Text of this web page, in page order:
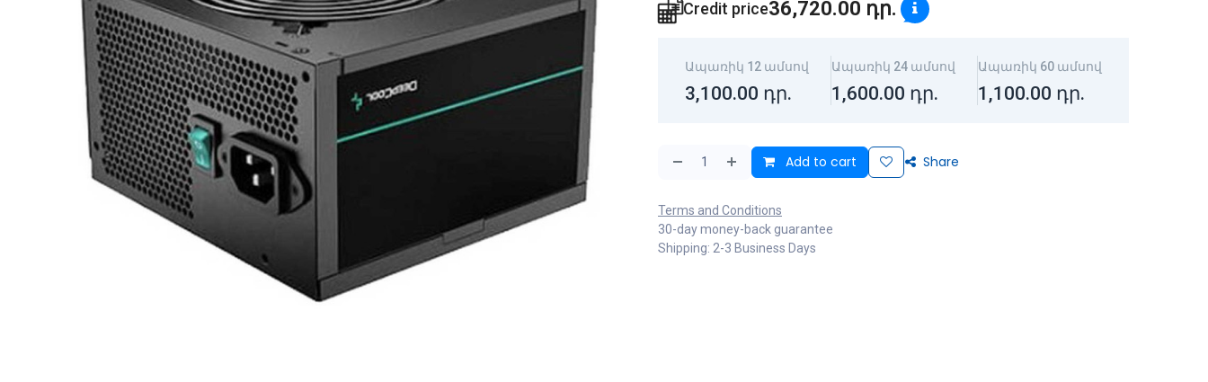
Credit price36,720.00 դր.
Ապառիկ 12 ամսով
3,100.00 դր.
Ապառիկ 24 ամսով
1,600.00 դր.
Ապառիկ 60 ամսով
1,100.00 դր.
Add to cart Share
Terms and Conditions
30-day money-back guarantee
Shipping: 2-3 Business Days